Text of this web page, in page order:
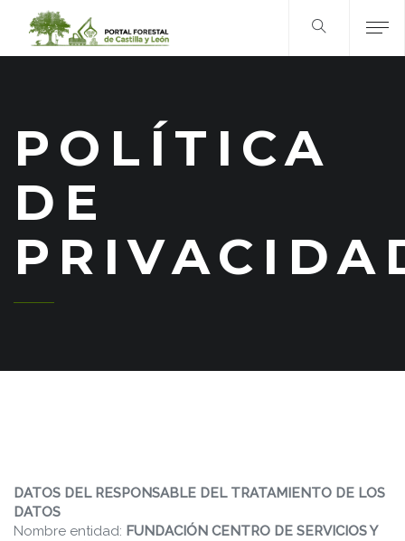
POLÍTICA
DE
DATOS DEL RESPONSABLE DEL TRATAMIENTO DE LOS
DATOS
Nombre entidad: FUNDACIÓN CENTRO DE SERVICIOS Y